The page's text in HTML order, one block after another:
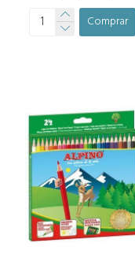
Comprar